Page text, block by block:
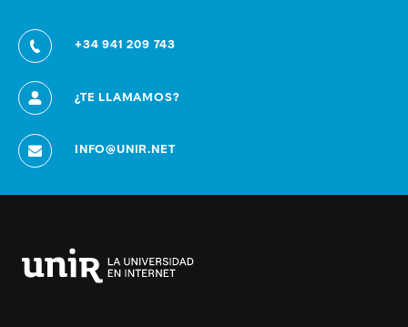
+34 941 209 743
¿TE LLAMAMOS?
INFO@UNIR.NET